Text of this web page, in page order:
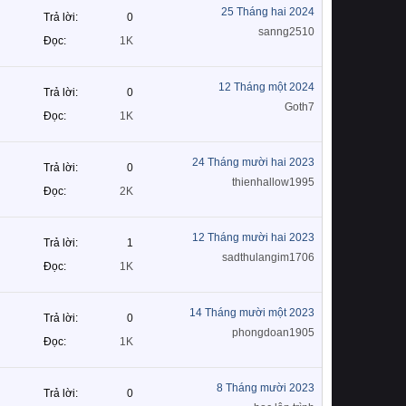
Trả lời
0
Đọc
1K
25 Tháng hai 2024
sanng2510
Trả lời
0
Đọc
1K
12 Tháng một 2024
Goth7
Trả lời
0
Đọc
2K
24 Tháng mười hai 2023
thienhallow1995
Trả lời
1
Đọc
1K
12 Tháng mười hai 2023
sadthulangim1706
Trả lời
0
Đọc
1K
14 Tháng mười một 2023
phongdoan1905
Trả lời 0
8 Tháng mười 2023